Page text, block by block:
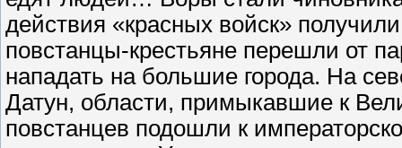
действия «красных войск»
повстанцы-крестьяне перешли от
нападать на большие города. На
Датун, области, примыкавшие к
повстанцев подошли к